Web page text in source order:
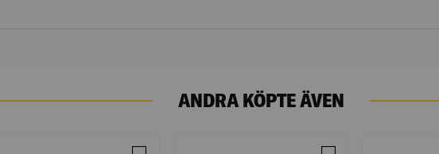
ANDRA KÖPTE ÄVEN